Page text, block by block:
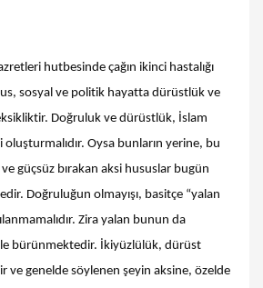
hutbesinde çağın ikinci hastalığı
sosyal ve politik hayatta dürüstlük ve
Doğruluk ve dürüstlük, İslam
Oysa bunların yerine, bu
güçsüz bırakan aksi hususlar bugün
Doğruluğun olmayışı, basitçe “yalan
Zira yalan bunun da
bürünmektedir. İkiyüzlülük, dürüst
ve genelde söylenen şeyin aksine, özelde